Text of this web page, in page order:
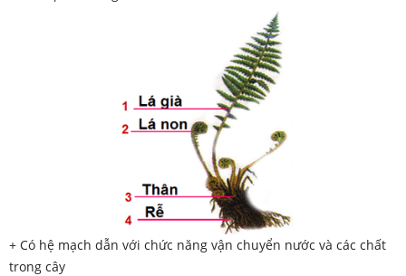
+ Có hệ mạch dẫn với chức năng vận chuyển nước và các chất
trong cây